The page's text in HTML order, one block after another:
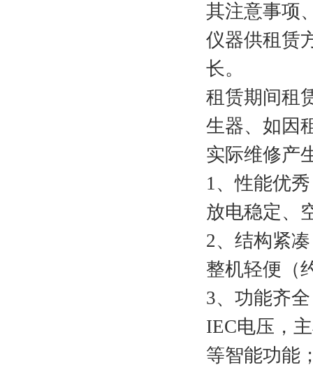
其注意事项
仪器供租赁
长。
租赁期间租
生器、如因
实际维修产
1、性能优秀
放电稳定、
2、结构紧凑
整机轻便（
3、功能齐全
IEC电压，
等智能功能